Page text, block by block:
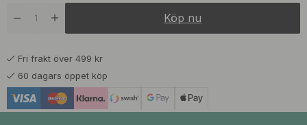
Köp nu
Fri frakt över 499 kr
60 dagars öppet köp